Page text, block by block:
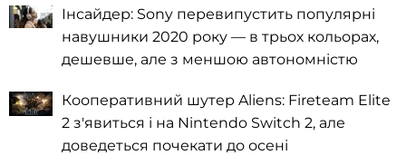
Інсайдер: Sony перевипустить популярні
навушники 2020 року — в трьох кольорах,
дешевше, але з меншою автономністю
Кооперативний шутер Aliens: Fireteam Elite
2 з'явиться і на Nintendo Switch 2, але
доведеться почекати до осені